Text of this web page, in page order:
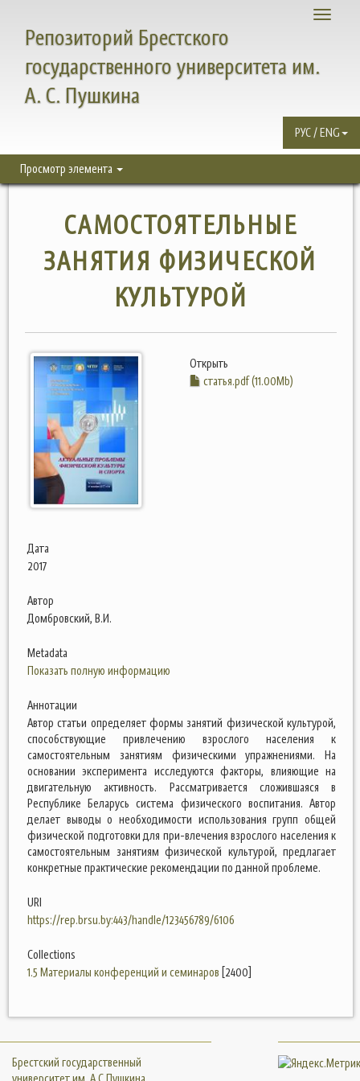
Toggle
Репозиторий Брестского
государственного университета им.
А. С. Пушкина
РУС / ENG
Просмотр элемента
САМОСТОЯТЕЛЬНЫЕ
ЗАНЯТИЯ ФИЗИЧЕСКОЙ
КУЛЬТУРОЙ
Открыть
статья.pdf (11.00Mb)
Дата
2017
Автор
Домбровский, В.И.
Metadata
Показать полную информацию
Аннотации
Автор статьи определяет формы занятий физической культурой,
способствующие привлечению взрослого населения к
самостоятельным занятиям физическими упражнениями. На
основании эксперимента исследуются факторы, влияющие на
двигательную активность. Рассматривается сложившаяся в
Республике Беларусь система физического воспитания. Автор
делает выводы о необходимости использования групп общей
физической подготовки для при-влечения взрослого населения к
самостоятельным занятиям физической культурой, предлагает
конкретные практические рекомендации по данной проблеме.
URI
https://rep.brsu.by:443/handle/123456789/6106
Collections
1.5 Материалы конференций и семинаров [2400]
Брестский государственный